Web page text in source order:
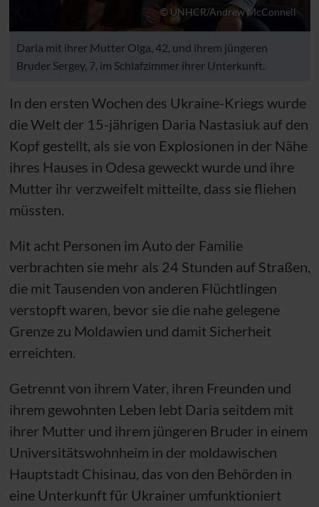
© UNHCR/Andrew McConnell
Daria mit ihrer Mutter Olga, 42, und ihrem jüngeren
Bruder Sergey, 7, im Schlafzimmer ihrer Unterkunft.
In den ersten Wochen des Ukraine-Kriegs wurde
die Welt der 15-jährigen Daria Nastasiuk auf den
Kopf gestellt, als sie von Explosionen in der Nähe
ihres Hauses in Odesa geweckt wurde und ihre
Mutter ihr verzweifelt mitteilte, dass sie fliehen
müssten.
Mit acht Personen im Auto der Familie
verbrachten sie mehr als 24 Stunden auf Straßen,
die mit Tausenden von anderen Flüchtlingen
verstopft waren, bevor sie die nahe gelegene
Grenze zu Moldawien und damit Sicherheit
erreichten.
Getrennt von ihrem Vater, ihren Freunden und
ihrem gewohnten Leben lebt Daria seitdem mit
ihrer Mutter und ihrem jüngeren Bruder in einem
Universitätswohnheim in der moldawischen
Hauptstadt Chisinau, das von den Behörden in
eine Unterkunft für Ukrainer umfunktioniert